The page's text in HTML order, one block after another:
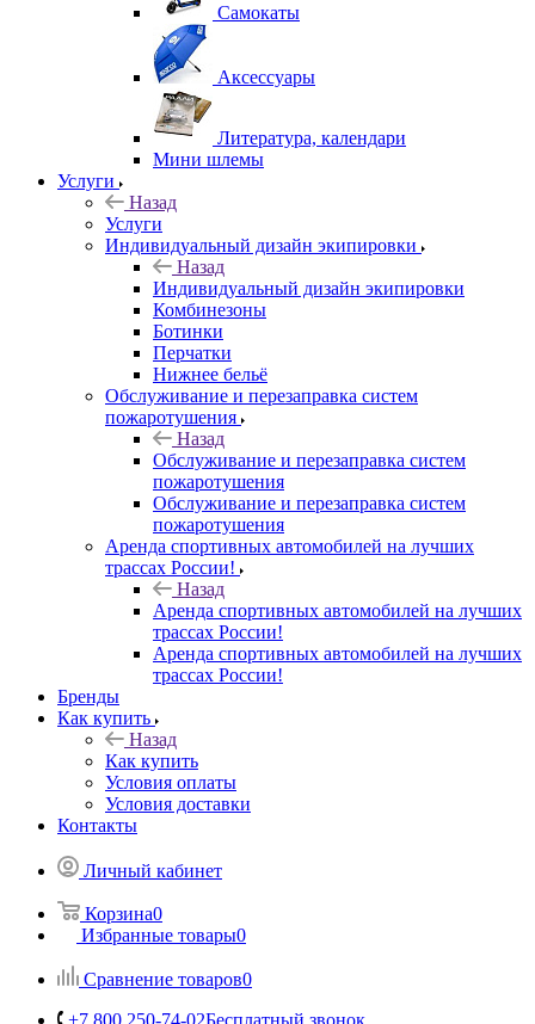
Самокаты
Аксессуары
Литература, календари
Мини шлемы
Услуги
Назад
Услуги
Индивидуальный дизайн экипировки
Назад
Индивидуальный дизайн экипировки
Комбинезоны
Ботинки
Перчатки
Нижнее бельё
Обслуживание и перезаправка систем
пожаротушения
Назад
Обслуживание и перезаправка систем
пожаротушения
Обслуживание и перезаправка систем
пожаротушения
Аренда спортивных автомобилей на лучших
трассах России!
Назад
Аренда спортивных автомобилей на лучших
трассах России!
Аренда спортивных автомобилей на лучших
трассах России!
Бренды
Как купить
Назад
Как купить
Условия оплаты
Условия доставки
Контакты
Личный кабинет
Корзина0
Избранные товары0
Сравнение товаров0
+7 800 250-74-02Бесплатный звонок